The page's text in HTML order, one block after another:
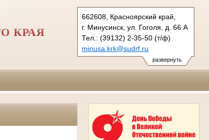
развернуть
662608, Красноярский край,
г. Минусинск, ул. Гоголя, д. 66 А
Тел.: (39132) 2-35-50 (т/ф)
minusa.krk@sudrf.ru
КРАЯ